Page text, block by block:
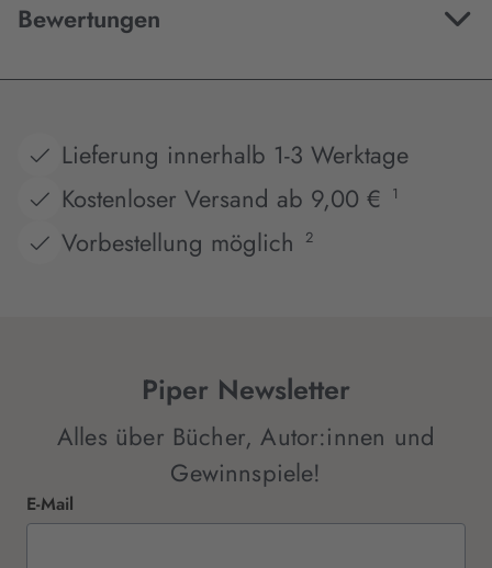
Bewertungen
Lieferung innerhalb 1-3 Werktage
Kostenloser Versand ab 9,00 €
1
Vorbestellung möglich 2
Piper Newsletter
Alles über Bücher, Autor:innen und
Gewinnspiele!
E-Mail